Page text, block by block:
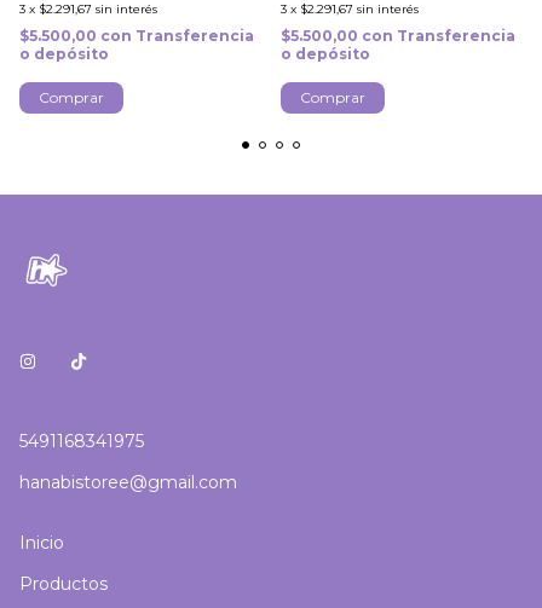
3 x $2.291,67 sin interés
$5.500,00 con Transferencia
o depósito
3 x $2.291,67 sin interés
$5.500,00 con Transferencia
o depósito
5491168341975
hanabistoree@gmail.com
Inicio
Productos